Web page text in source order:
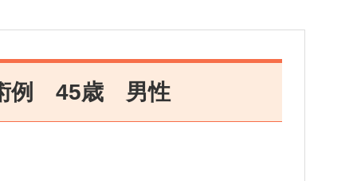
術例 45歳 男性